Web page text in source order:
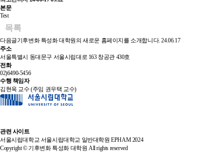
본문
Test
목록
다음글기후변화 특성화 대학원의 새로운 홈페이지를 소개합니다. 24.06.17
주소
서울특별시 동대문구 서울시립대로 163 창공관 430호
전화
02)6490-5456
수행 책임자
김현욱 교수 (주임 권우택 교수)
관련 사이트
서울시립대학교 서울시립대학교 일반대학원 EPHAM 2024
Copyright © 기후변화 특성화 대학원 All rights reserved